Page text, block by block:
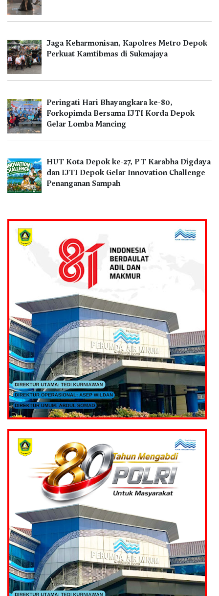
Jaga Keharmonisan, Kapolres Metro Depok
Perkuat Kamtibmas di Sukmajaya
Peringati Hari Bhayangkara ke-80,
Forkopimda Bersama IJTI Korda Depok
Gelar Lomba Mancing
HUT Kota Depok ke-27, PT Karabha Digdaya
dan IJTI Depok Gelar Innovation Challenge
Penanganan Sampah